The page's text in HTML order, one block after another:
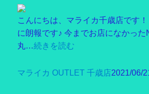
こんにちは、マライカ千歳店です
に朗報です♪ 今までお店になかっ
丸…続きを読む
マライカ OUTLET 千歳店2021/06/